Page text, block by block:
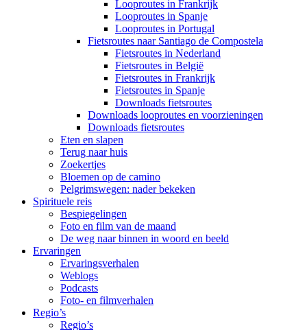
Looproutes in Frankrijk
Looproutes in Spanje
Looproutes in Portugal
Fietsroutes naar Santiago de Compostela
Fietsroutes in Nederland
Fietsroutes in België
Fietsroutes in Frankrijk
Fietsroutes in Spanje
Downloads fietsroutes
Downloads looproutes en voorzieningen
Downloads fietsroutes
Eten en slapen
Terug naar huis
Zoekertjes
Bloemen op de camino
Pelgrimswegen: nader bekeken
Spirituele reis
Bespiegelingen
Foto en film van de maand
De weg naar binnen in woord en beeld
Ervaringen
Ervaringsverhalen
Weblogs
Podcasts
Foto- en filmverhalen
Regio’s
Regio’s